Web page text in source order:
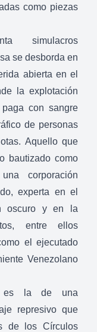
como piezas
simulacros
se desborda en
abierta en el
la explotación
con sangre
de personas
Aquello que
bautizado como
corporación
experta en el
oscuro y en la
entre ellos
el ejecutado
Venezolano
es la de una
represivo que
de los Círculos